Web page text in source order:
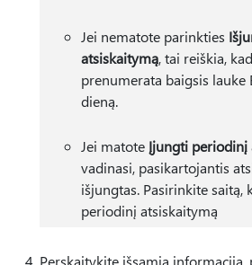
Jei nematote parinkties
atsiskaitymą, tai reiškia,
prenumerata baigsis lauke
dieną.
Jei matote Įjungti periodinį
vadinasi, pasikartojantis
išjungtas. Pasirinkite saitą,
periodinį atsiskaitymą
Perskaitykite išsamią informaciją,